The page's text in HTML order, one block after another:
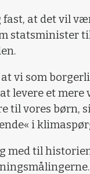
fast, at det vil
statsminister
at vi som
levere et mere
til vores børn,
i
med til